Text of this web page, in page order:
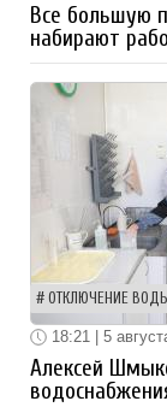
Все большую
набирают
ОТКЛЮЧЕНИЕ ВОДЫ
18:21 | 5
Алексей